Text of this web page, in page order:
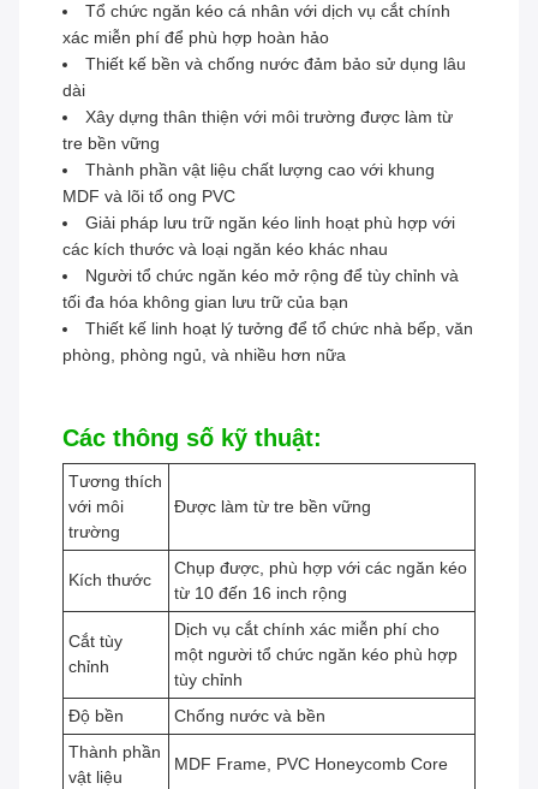
Tổ chức ngăn kéo cá nhân với dịch vụ cắt chính
xác miễn phí để phù hợp hoàn hảo
Thiết kế bền và chống nước đảm bảo sử dụng lâu
dài
Xây dựng thân thiện với môi trường được làm từ
tre bền vững
Thành phần vật liệu chất lượng cao với khung
MDF và lõi tổ ong PVC
Giải pháp lưu trữ ngăn kéo linh hoạt phù hợp với
các kích thước và loại ngăn kéo khác nhau
Người tổ chức ngăn kéo mở rộng để tùy chỉnh và
tối đa hóa không gian lưu trữ của bạn
Thiết kế linh hoạt lý tưởng để tổ chức nhà bếp, văn
phòng, phòng ngủ, và nhiều hơn nữa
Các thông số kỹ thuật:
Tương thích
với môi
trường
Được làm từ tre bền vững
Kích thước
Chụp được, phù hợp với các ngăn kéo
từ 10 đến 16 inch rộng
Cắt tùy
chỉnh
Dịch vụ cắt chính xác miễn phí cho
một người tổ chức ngăn kéo phù hợp
tùy chỉnh
Độ bền
Chống nước và bền
Thành phần
vật liệu
MDF Frame, PVC Honeycomb Core